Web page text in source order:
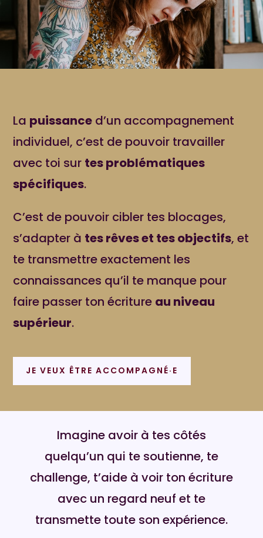
La puissance d’un accompagnement
individuel, c’est de pouvoir travailler
avec toi sur tes problématiques
spécifiques.
C’est de pouvoir cibler tes blocages,
s’adapter à tes rêves et tes objectifs, et
te transmettre exactement les
connaissances qu’il te manque pour
faire passer ton écriture au niveau
supérieur.
JE VEUX ÊTRE ACCOMPAGNÉ·E
Imagine avoir à tes côtés
quelqu’un qui te soutienne, te
challenge, t’aide à voir ton écriture
avec un regard neuf et te
transmette toute son expérience.